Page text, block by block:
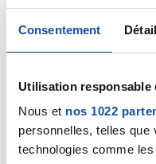
Consentement
Utilisation responsable
Nous et nos 1022
personnelles, telles que
technologies comme
professionnels
le respect
usagers du
la mise en
pénuries,
le